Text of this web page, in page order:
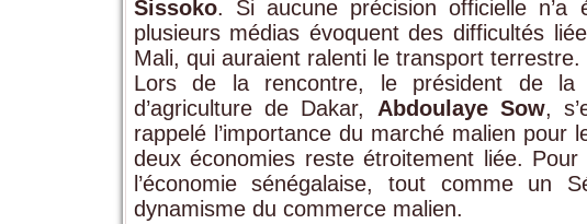
Sissoko. Si aucune précision officielle
plusieurs médias évoquent des difficultés
Mali, qui auraient ralenti le transport terrestre.
Lors de la rencontre, le président de la
d’agriculture de Dakar, Abdoulaye Sow,
rappelé l’importance du marché malien
deux économies reste étroitement liée.
l’économie sénégalaise, tout comme un
dynamisme du commerce malien.